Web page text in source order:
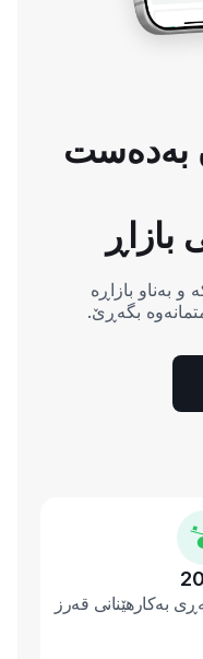
بەدەست
بەناو بازاڕە
بگەڕێ.
بەکارهێنانی قەرز